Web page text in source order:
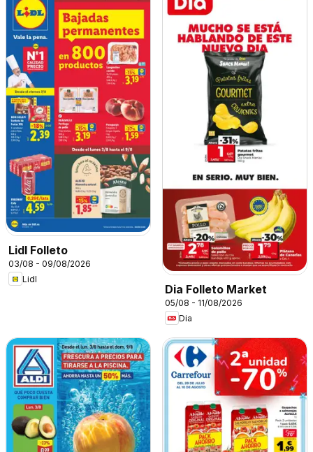
Lidl Folleto
03/08 - 09/08/2026
Lidl
Dia Folleto Market
05/08 - 11/08/2026
Dia